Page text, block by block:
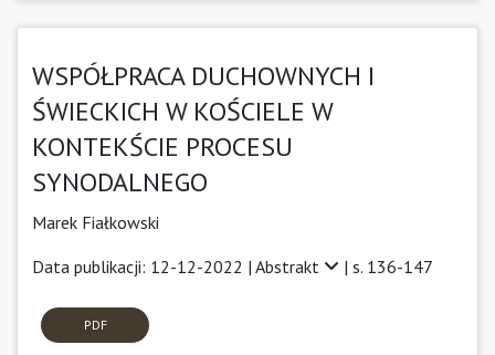
WSPÓŁPRACA DUCHOWNYCH I
ŚWIECKICH W KOŚCIELE W
KONTEKŚCIE PROCESU
SYNODALNEGO
Marek Fiałkowski
Data publikacji: 12-12-2022 | Abstrakt | s. 136-147
PDF